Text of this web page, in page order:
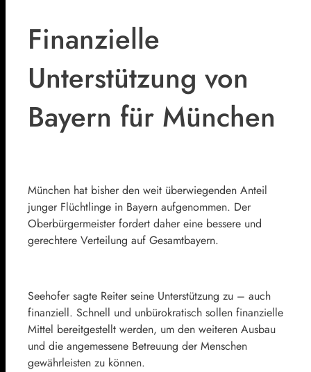
Finanzielle
Unterstützung von
Bayern für München
München hat bisher den weit überwiegenden Anteil
junger Flüchtlinge in Bayern aufgenommen. Der
Oberbürgermeister fordert daher eine bessere und
gerechtere Verteilung auf Gesamtbayern.
Seehofer sagte Reiter seine Unterstützung zu – auch
finanziell. Schnell und unbürokratisch sollen finanzielle
Mittel bereitgestellt werden, um den weiteren Ausbau
und die angemessene Betreuung der Menschen
gewährleisten zu können.